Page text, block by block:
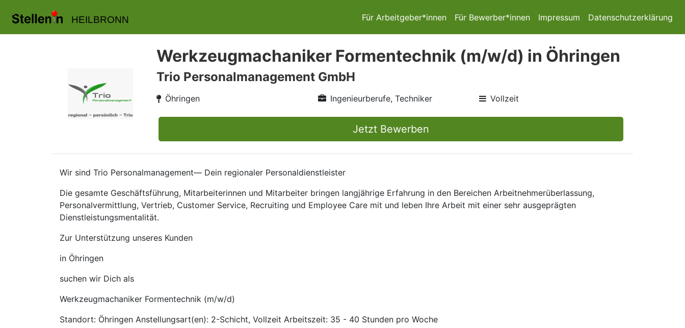
HEILBRONN Für Arbeitgeber*innen Für Bewerber*innen Impressum Datenschutzerklärung
Werkzeugmachaniker Formentechnik (m/w/d) in Öhringen
Trio Personalmanagement GmbH
Öhringen Ingenieurberufe, Techniker Vollzeit
Jetzt Bewerben
Wir sind Trio Personalmanagement— Dein regionaler Personaldienstleister
Die gesamte Geschäftsführung, Mitarbeiterinnen und Mitarbeiter bringen langjährige Erfahrung in den Bereichen Arbeitnehmerüberlassung,
Personalvermittlung, Vertrieb, Customer Service, Recruiting und Employee Care mit und leben Ihre Arbeit mit einer sehr ausgeprägten
Dienstleistungsmentalität.
Zur Unterstützung unseres Kunden
in Öhringen
suchen wir Dich als
Werkzeugmachaniker Formentechnik (m/w/d)
Standort: Öhringen Anstellungsart(en): 2-Schicht, Vollzeit Arbeitszeit: 35 - 40 Stunden pro Woche